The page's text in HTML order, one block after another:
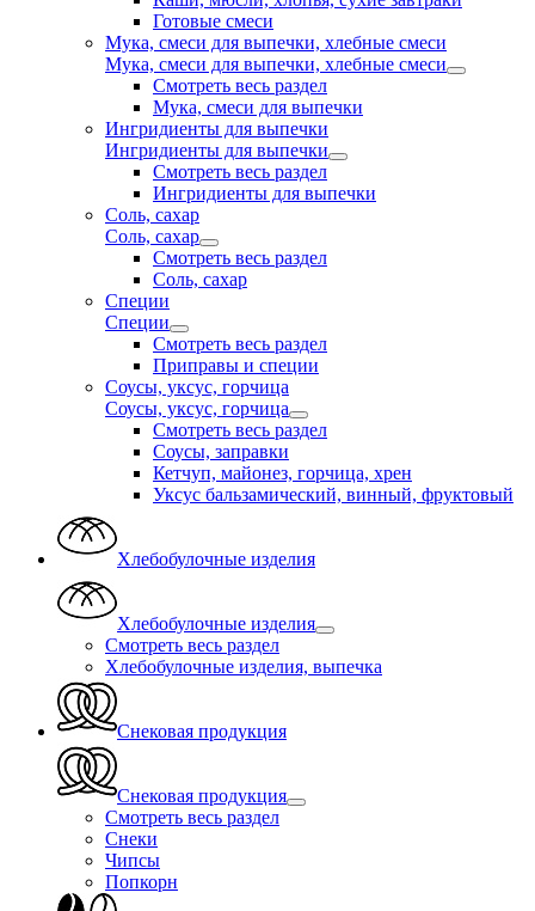
Готовые смеси
Мука, смеси для выпечки, хлебные смеси
Мука, смеси для выпечки, хлебные смеси
Смотреть весь раздел
Мука, смеси для выпечки
Ингридиенты для выпечки
Ингридиенты для выпечки
Смотреть весь раздел
Ингридиенты для выпечки
Соль, сахар
Соль, сахар
Смотреть весь раздел
Соль, сахар
Специи
Специи
Смотреть весь раздел
Приправы и специи
Соусы, уксус, горчица
Соусы, уксус, горчица
Смотреть весь раздел
Соусы, заправки
Кетчуп, майонез, горчица, хрен
Уксус бальзамический, винный, фруктовый
Хлебобулочные изделия
Хлебобулочные изделия
Смотреть весь раздел
Хлебобулочные изделия, выпечка
Снековая продукция
Снековая продукция
Смотреть весь раздел
Снеки
Чипсы
Попкорн